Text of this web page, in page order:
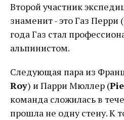
Второй участник
знаменит - это Газ Перри (
года Газ стал
альпинистом.
Следующая пара из
Roy) и Парри Мюллер (
команда сложилась в
прошла не одну стену. К